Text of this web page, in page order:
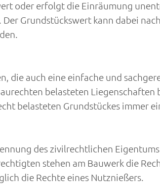
oder erfolgt die Einräumung
Grundstückswert kann dabei
die auch eine einfache und
belasteten
belasteten Grundstückes immer
des zivilrechtlichen
stehen am Bauwerk die
die Rechte eines Nutznießers.